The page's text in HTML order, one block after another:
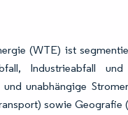
(WTE) ist
Industrieabfall
und unabhängige
sowie